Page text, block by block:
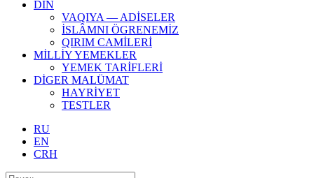
DİN
VAQIYA — ADİSELER
İSLÂMNI ÖGRENEMİZ
QIRIM CAMİLERİ
MİLLİY YEMEKLER
YEMEK TARİFLERİ
DİGER MALÜMAT
HAYRİYET
TESTLER
RU
EN
CRH